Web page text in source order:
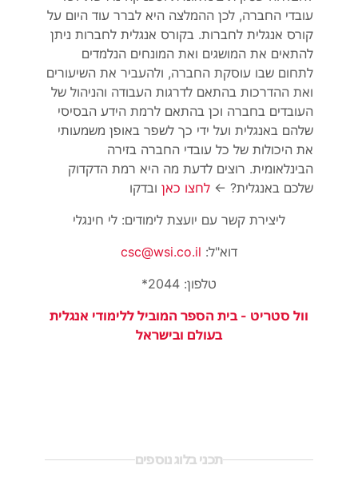
עובדי החברה, לכן ההמלצה היא לברר עוד היום על
קורס אנגלית לחברות. בקורס אנגלית לחברות ניתן
להתאים את המושגים ואת המונחים הנלמדים
לתחום שבו עוסקת החברה, ולהעביר את השיעורים
ואת ההדרכות בהתאם לדרגות העבודה והניהול של
העובדים בחברה וכן בהתאם לרמת הידע הבסיסי
שלהם באנגלית ועל ידי כך לשפר באופן משמעותי
את היכולות של כל עובדי החברה בזירה
הבינלאומית. רוצים לדעת מה היא רמת הדקדוק
שלכם באנגלית? ←לחצו כאןובדקו
ליצירת קשר עם יועצת לימודים: לי חינגלי
דוא"ל:csc@wsi.co.il
טלפון: 2044*
וול סטריט - בית הספר המוביל ללימודי אנגלית
בעולם ובישראל
תכני בלוג נוספים